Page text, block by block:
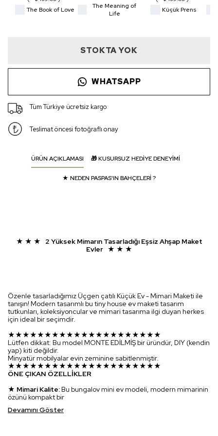
The Book of Love
The Meaning of
Life
Küçük Prens
STOKTA YOK
WHATSAPP
Tüm Türkiye ücretsiz kargo
Teslimat öncesi fotoğraflı onay
ÜRÜN AÇIKLAMASI 🎁 KUSURSUZ HEDİYE DENEYİMİ
★ NEDEN PASPAS'IN BAHÇELERİ ?
★ ★ ★ 2 Yüksek Mimarın Tasarladığı Eşsiz Ahşap Maket
Evler ★ ★ ★
Özenle tasarladığımız Üçgen çatılı Küçük Ev - Mimari Maketi ile
tanışın! Modern tasarımlı bu tiny house ev maketi tasarım
tutkunları, koleksiyoncular ve mimari tasarıma ilgi duyan herkes
için ideal bir seçimdir.
★★★★★★★★★★★★★★★★★★★★★
Lütfen dikkat: Bu model MONTE EDİLMİŞ bir üründür, DIY (kendin
yap) kiti değildir.
Minyatür mobilyalar evin zeminine sabitlenmiştir.
★★★★★★★★★★★★★★★★★★★★★
ÖNE ÇIKAN ÖZELLİKLER
★ Mimari Kalite:Bu bungalov mini ev modeli, modern mimarinin
özünü kompakt bir
Devamını Göster